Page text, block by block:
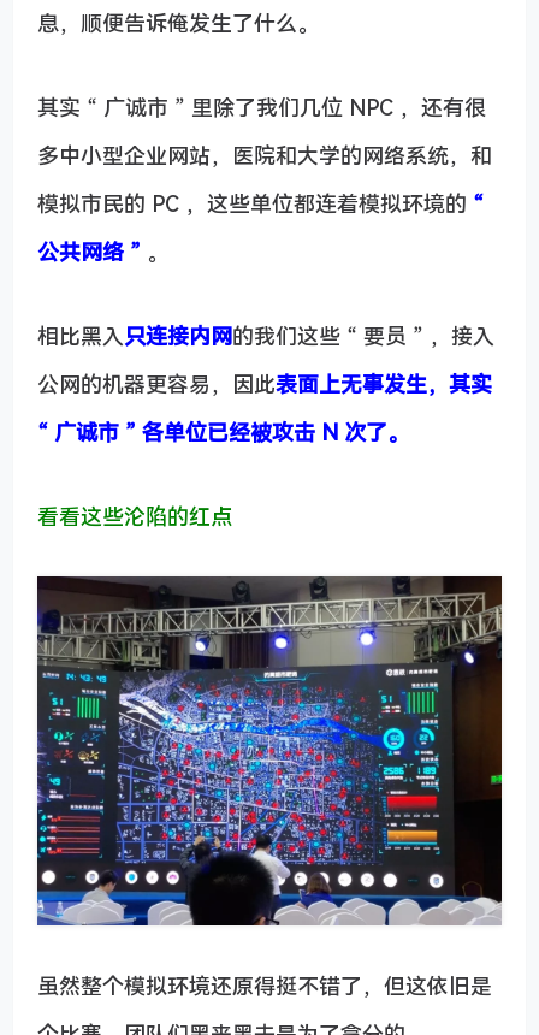
息，顺便告诉俺发生了什么。
其实 “ 广诚市 ” 里除了我们几位 NPC ，还有很
多中小型企业网站，医院和大学的网络系统，和
模拟市民的 PC ，这些单位都连着模拟环境的 “
公共网络 ” 。
相比黑入只连接内网的我们这些 “ 要员 ” ，接入
公网的机器更容易，因此表面上无事发生，其实
“ 广诚市 ” 各单位已经被攻击 N 次了。
看看这些沦陷的红点
虽然整个模拟环境还原得挺不错了，但这依旧是